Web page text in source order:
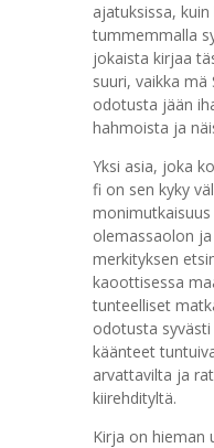
ajatuksissa,
tummemmalla
jokaista kirjaa
suuri, vaikka
odotusta jään
hahmoista ja
Yksi asia, joka
fi on sen kyky
olemassaolon
merkityksen
kaoottisessa
tunteelliset
odotusta
käänteet
arvattavilta ja
kiirehdityltä.
Kirja on hieman